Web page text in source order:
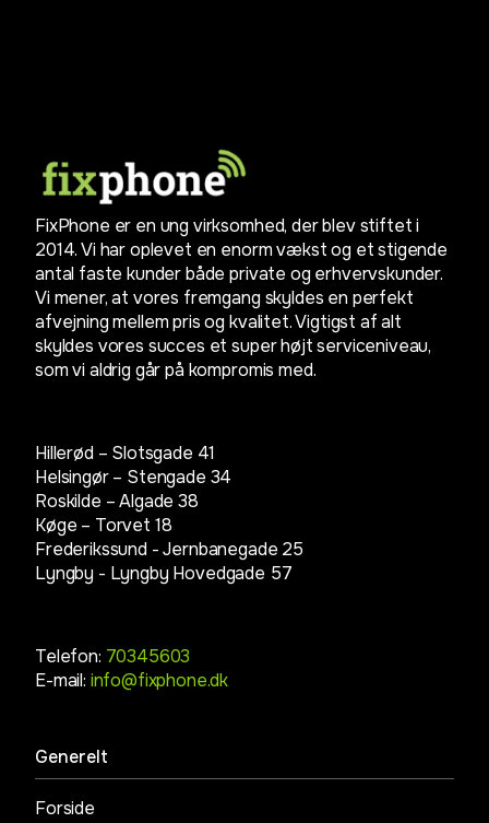
FixPhone er en ung virksomhed, der blev stiftet i
2014. Vi har oplevet en enorm vækst og et stigende
antal faste kunder både private og erhvervskunder.
Vi mener, at vores fremgang skyldes en perfekt
afvejning mellem pris og kvalitet. Vigtigst af alt
skyldes vores succes et super højt serviceniveau,
som vi aldrig går på kompromis med.
Hillerød – Slotsgade 41
Helsingør – Stengade 34
Roskilde – Algade 38
Køge – Torvet 18
Frederikssund - Jernbanegade 25
Lyngby - Lyngby Hovedgade 57
Telefon: 70345603
E-mail: info@fixphone.dk
Generelt
Forside